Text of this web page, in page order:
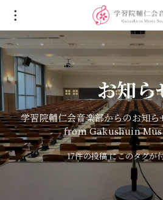
お知ら
学習院輔仁会音楽部からのお知
from Gakushuin
17件の投稿 にこのタグが